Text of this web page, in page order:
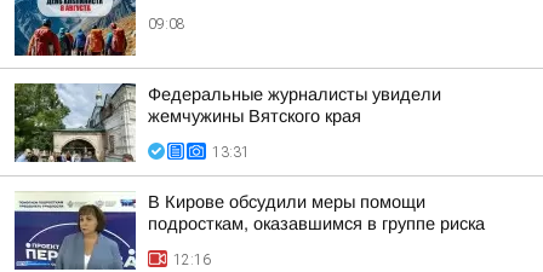
09:08
Федеральные журналисты увидели
жемчужины Вятского края
13:31
В Кирове обсудили меры помощи
подросткам, оказавшимся в группе риска
12:16